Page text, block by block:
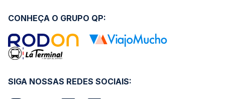
SIGA NOSSAS REDES SOCIAIS:
CONHEÇA O GRUPO QP: